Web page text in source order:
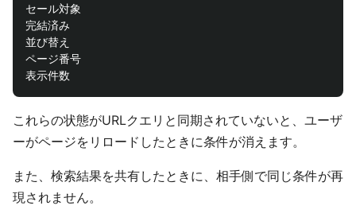
セール対象
完結済み
並び替え
ページ番号
これらの状態がURLクエリと同期されていないと、ユーザ
ーがページをリロードしたときに条件が消えます。
また、検索結果を共有したときに、相手側で同じ条件が再
現されません。